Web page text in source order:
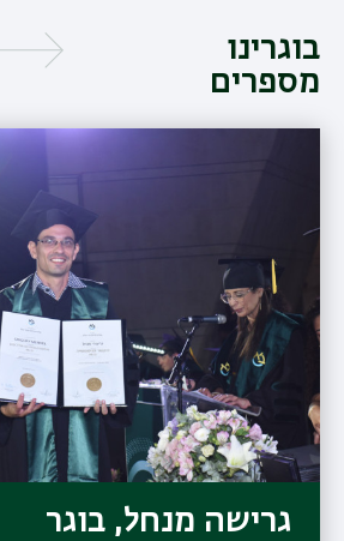
בוגרינו
מספרים
גרישה מנחל, בוגר